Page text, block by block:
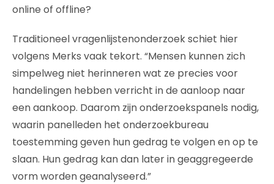
online of offline?
Traditioneel vragenlijstenonderzoek schiet hier
volgens Merks vaak tekort. “Mensen kunnen zich
simpelweg niet herinneren wat ze precies voor
handelingen hebben verricht in de aanloop naar
een aankoop. Daarom zijn onderzoekspanels nodig,
waarin panelleden het onderzoekbureau
toestemming geven hun gedrag te volgen en op te
slaan. Hun gedrag kan dan later in geaggregeerde
vorm worden geanalyseerd.”